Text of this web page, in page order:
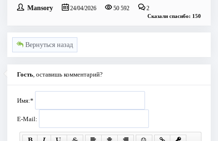
Mansory 24/04/2026 50 592 2
Сказали спасибо: 150
Вернуться назад
Гость, оставишь комментарий?
Имя:*
E-Mail: